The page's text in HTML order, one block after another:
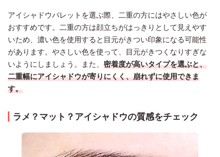
アイシャドウパレットを選ぶ際、二重の方にはやさしい色が
おすすめです。二重の方は顔立ちがはっきりとして見えやす
いため、濃い色を使用すると目元がきつい印象になる可能性
があります。やさしい色を使って、目元がきつくなりすぎな
いようにしましょう。また、 密着度が高いタイプを選ぶと、
二重幅にアイシャドウが寄りにくく、崩れずに使用できま
す。
ラメ？マット？アイシャドウの質感をチェック